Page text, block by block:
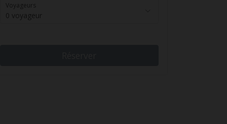
Voyageurs
0 voyageur